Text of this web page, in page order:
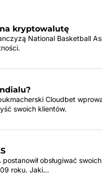
kryptowalutę
National Basketball
Cloudbet
swoich klientów.
obsługiwać
roku. Jaki…